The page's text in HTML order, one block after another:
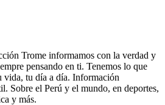
Trome informamos con la verdad y
pensando en ti. Tenemos lo que
vida, tu día a día. Información
Sobre el Perú y el mundo, en deportes,
y más.